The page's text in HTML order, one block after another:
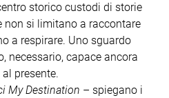
storico custodi di storie
non si limitano a raccontare
a respirare. Uno sguardo
necessario, capace ancora
presente.
My Destination – spiegano i